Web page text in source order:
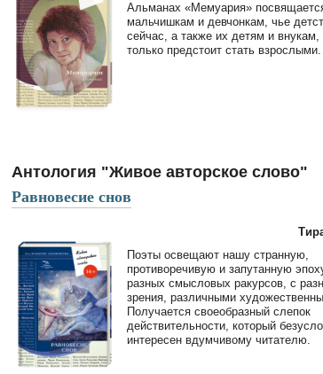
Альманах «Мемуария»
мальчишкам и девчонкам, чье
сейчас, а также их детям и
только предстоит стать взрослыми.
Антология "Живое авторское слово"
Равновесие снов
Поэты освещают нашу странную,
противоречивую и запутанную
разных смысловых ракурсов, с
зрения, различными
Получается своеобразный слепок
действительности, который
интересен вдумчивому читателю.